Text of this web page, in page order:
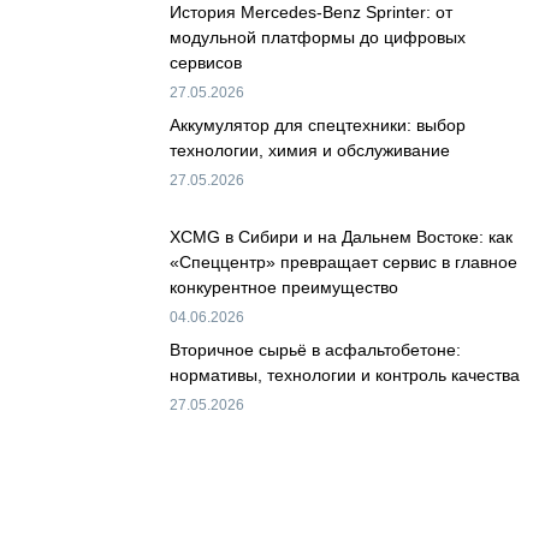
История Mercedes-Benz Sprinter: от
модульной платформы до цифровых
сервисов
27.05.2026
Аккумулятор для спецтехники: выбор
технологии, химия и обслуживание
27.05.2026
XCMG в Сибири и на Дальнем Востоке: как
«Спеццентр» превращает сервис в главное
конкурентное преимущество
04.06.2026
Вторичное сырьё в асфальтобетоне:
нормативы, технологии и контроль качества
27.05.2026